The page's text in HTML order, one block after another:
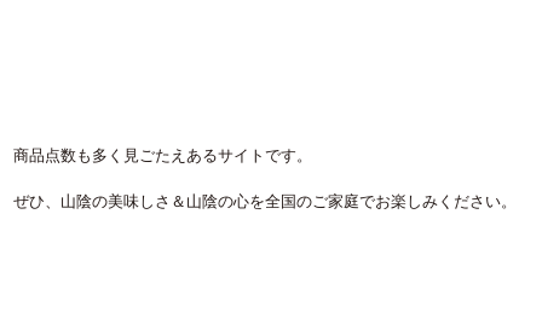
商品点数も多く見ごたえあるサイトです。
ぜひ、山陰の美味しさ＆山陰の心を全国のご家庭でお楽しみください。